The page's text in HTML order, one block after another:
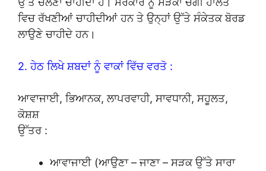
ਵਿਚ ਰੱਖਣੀਆਂ ਚਾਹੀਦੀਆਂ ਹਨ ਤੇ ਉਨ੍ਹਾਂ ਉੱਤੇ ਸੰਕੇਤਕ ਬੋਰਡ
ਲਾਉਣੇ ਚਾਹੀਦੇ ਹਨ।
2. ਹੇਠ ਲਿਖੇ ਸ਼ਬਦਾਂ ਨੂੰ ਵਾਕਾਂ ਵਿੱਚ ਵਰਤੋ :
ਆਵਾਜਾਈ, ਭਿਆਨਕ, ਲਾਪਰਵਾਹੀ, ਸਾਵਧਾਨੀ, ਸਹੂਲਤ,
ਕੋਸ਼ਸ਼
ਉੱਤਰ :
ਆਵਾਜਾਈ (ਆਉਣਾ – ਜਾਣਾ – ਸੜਕ ਉੱਤੇ ਸਾਰਾ